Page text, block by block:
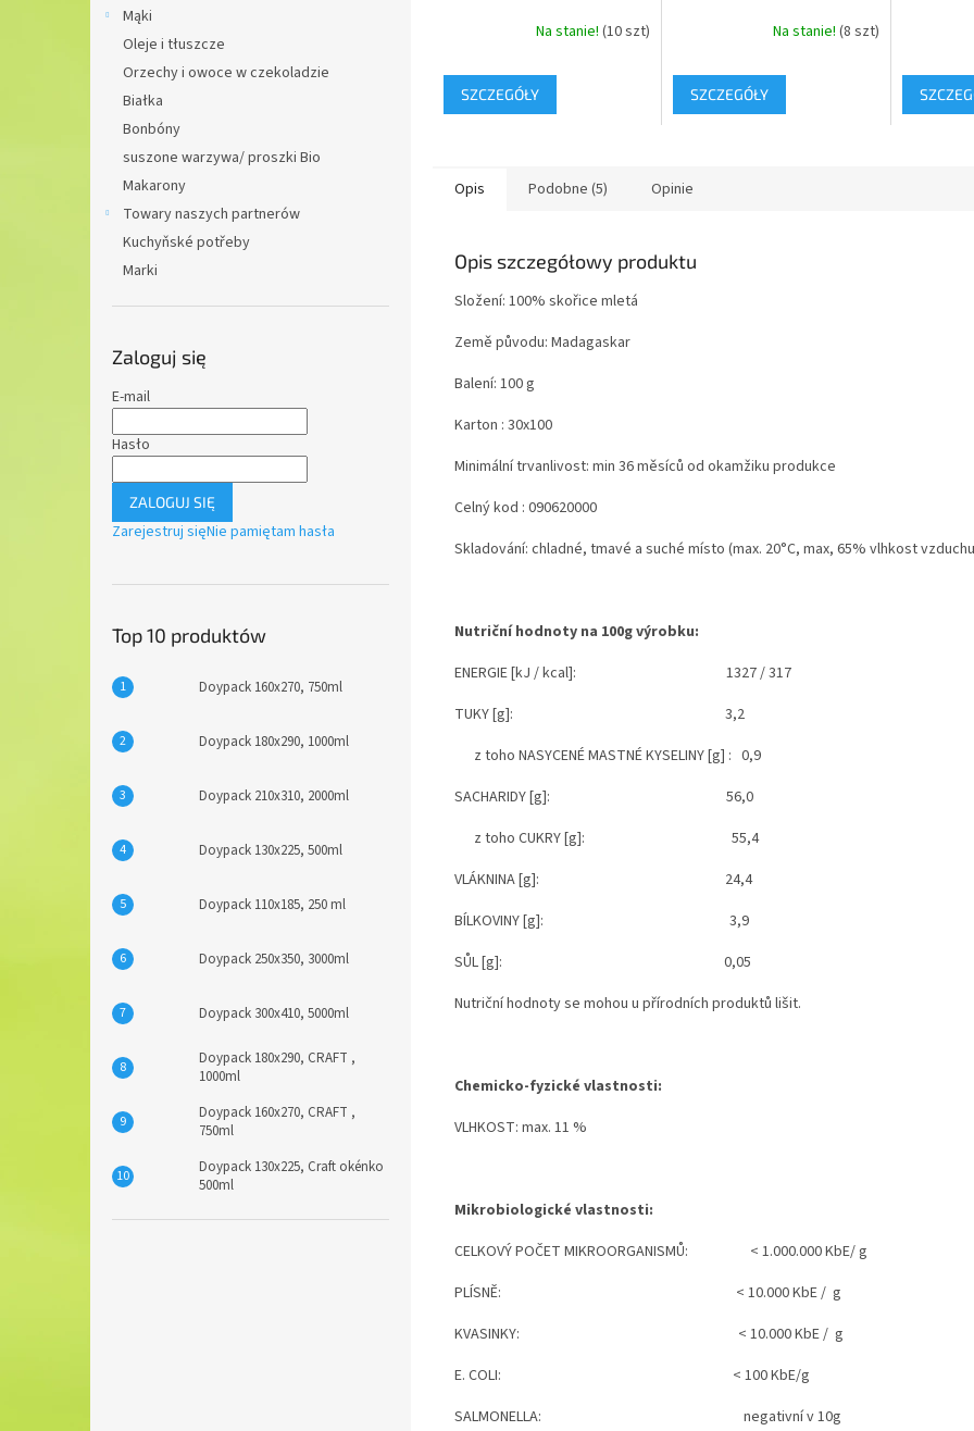
Mąki
Oleje i tłuszcze
Orzechy i owoce w czekoladzie
Białka
Bonbóny
suszone warzywa/ proszki Bio
Makarony
Towary naszych partnerów
Kuchyňské potřeby
Marki
Zaloguj się
E-mail
Hasło
ZALOGUJ SIĘ
Zarejestruj sięNie pamiętam hasła
Top 10 produktów
Doypack 160x270, 750ml
Doypack 180x290, 1000ml
Doypack 210x310, 2000ml
Doypack 130x225, 500ml
Doypack 110x185, 250 ml
Doypack 250x350, 3000ml
Doypack 300x410, 5000ml
Doypack 180x290, CRAFT ,
1000ml
Doypack 160x270, CRAFT ,
750ml
Doypack 130x225, Craft okénko
500ml
Na stanie! (10 szt)
SZCZEGÓŁY
Na stanie! (8 szt)
SZCZEGÓŁY
Opis Podobne (5) Opinie
Opis szczegółowy produktu
Složení: 100% skořice mletá
Země původu: Madagaskar
Balení: 100 g
Karton : 30x100
Minimální trvanlivost: min 36 měsíců od okamžiku produkce
Celný kod : 090620000
Skladování: chladné, tmavé a suché místo (max. 20°C, max, 65% vlhkost
Nutriční hodnoty na 100g výrobku:
ENERGIE[kJ / kcal]: 1327 / 317
TUKY [g]: 3,2
z toho NASYCENÉ MASTNÉ KYSELINY [g] : 0,9
SACHARIDY [g]: 56,0
z toho CUKRY [g]: 55,4
VLÁKNINA [g]: 24,4
BÍLKOVINY [g]: 3,9
SŮL [g]: 0,05
Nutriční hodnoty se mohou u přírodních produktů lišit.
Chemicko-fyzické vlastnosti:
VLHKOST: max. 11 %
Mikrobiologické vlastnosti:
CELKOVÝ POČET MIKROORGANISMŮ: < 1.000.000 KbE/g
PLÍSNĚ: < 10.000 KbE / g
KVASINKY: < 10.000 KbE / g
E. COLI: < 100 KbE/g
SALMONELLA: negativní v 10g